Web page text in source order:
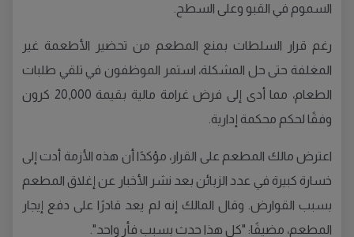
السموم في القبو وعلى السطح.
رغم قرار السلطات بمنع المطعم من تحضير الأطعمة غير
المغلفة حتى حل المشكلة، استمر الموظفون في تلقي طلبات
الطعام، مما أدى إلى فرض غرامة مالية بقيمة 20,000 كرون
وفقًا لحكم محكمة إدارية.
اعترض مالك المطعم على القرار، مؤكدًا أن هذه الأزمة أدت إلى
خسارة كبيرة في عدد الزبائن بعد نشر الأخبار عن إغلاق المطعم
بسبب القوارض. وقال المالك إنه لم يعد قادرًا على دفع إيجار
المطعم، مضيفًا: "كل هذا حدث بسبب فأر واحد".